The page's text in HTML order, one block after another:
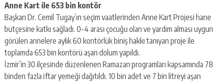
Anne Kart ile 653 bin kontör
Başkan Dr. Cemil Tugay’ın seçim vaatlerinden Anne Kart Projesi hane
bütçesine katkı sağladı. 0-4 arası çocuğu olan ve yardım alması uygun
görülen annelere aylık 60 kontörlük biniş hakkı tanıyan proje ile
toplamda 653 bin kontörü aşan dolum yapıldı.
İzmir’in 30 ilçesinde düzenlenen Ramazan programları kapsamında 78
binden fazla iftar yemeği dağıtıldı. 10 bin adet ve 7 bin litreyi aşan